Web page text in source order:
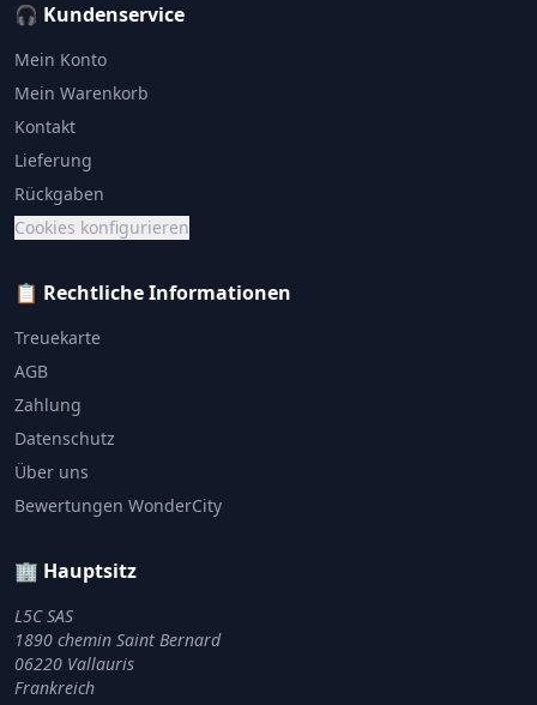
🎧 Kundenservice
Mein Konto
Mein Warenkorb
Kontakt
Lieferung
Rückgaben
Cookies konfigurieren
📋 Rechtliche Informationen
Treuekarte
AGB
Zahlung
Datenschutz
Über uns
Bewertungen WonderCity
🏢 Hauptsitz
L5C SAS
1890 chemin Saint Bernard
06220 Vallauris
Frankreich